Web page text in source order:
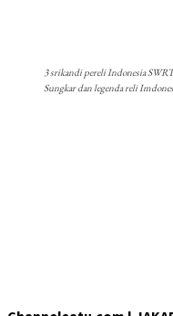
3 srikandi pereli Indonesia
Sungkar dan legenda reli